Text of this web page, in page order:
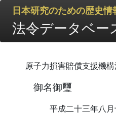
日本研究のための歴史情
法令データベー
原子力損害賠償支援機構
御名御璽
平成二十三年八月